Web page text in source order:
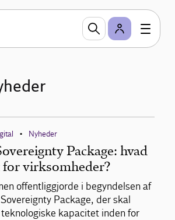
• Nyheder
Package: hvad
virksomheder?
offentliggjorde i begyndelsen af
Package, der skal
kapacitet inden for